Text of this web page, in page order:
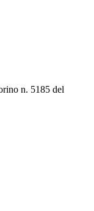
n. 5185 del